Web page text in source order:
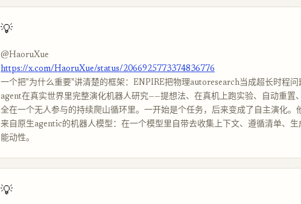
💡
@HaoruXue
https://x.com/HaoruXue/status/2066925773374836776
一个把"为什么重要"讲清楚的框架：ENPIRE把物理autoresearch当成超长时程
agent在真实世界里完整演化机器人研究——提想法、在真机上跑实验、自动重置
全在一个无人参与的持续爬山循环里。一开始是个任务，后来变成了自主演化。
来自原生agentic的机器人模型：在一个模型里自带去收集上下文、遵循清单、生
能动性。
💡